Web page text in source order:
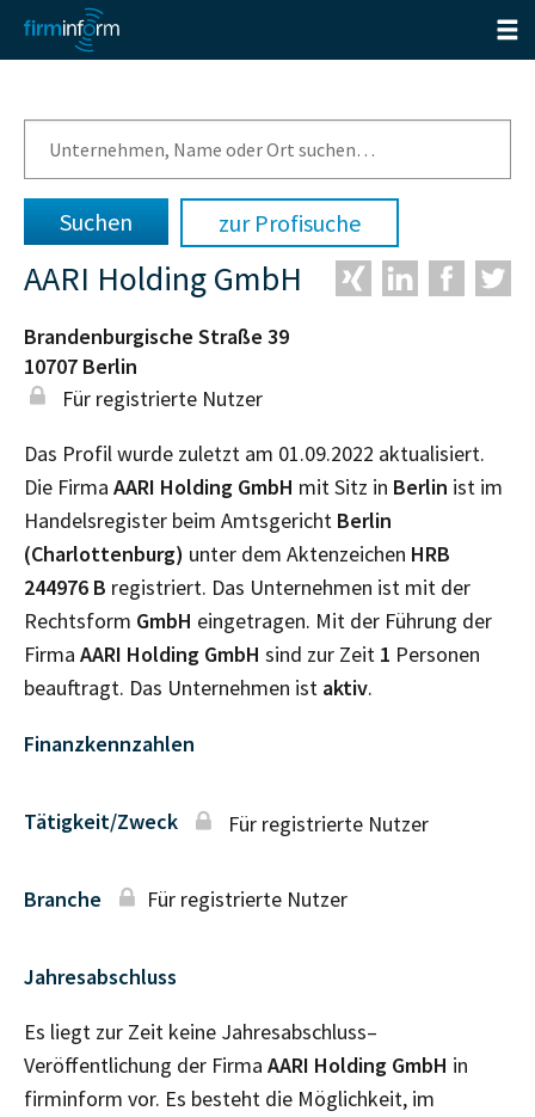
zur Profisuche
AARI Holding GmbH
Brandenburgische Straße 39
10707 Berlin
Für registrierte Nutzer
Das Profil wurde zuletzt am 01.09.2022 aktualisiert.
Die Firma AARI Holding GmbH mit Sitz in Berlin ist im
Handelsregister beim Amtsgericht Berlin
(Charlottenburg) unter dem Aktenzeichen HRB
244976 B registriert. Das Unternehmen ist mit der
Rechtsform GmbH eingetragen. Mit der Führung der
Firma AARI Holding GmbH sind zur Zeit 1 Personen
beauftragt. Das Unternehmen ist aktiv.
Finanzkennzahlen
Tätigkeit/Zweck Für registrierte Nutzer
Branche Für registrierte Nutzer
Jahresabschluss
Es liegt zur Zeit keine Jahresabschluss–
Veröffentlichung der Firma AARI Holding GmbH in
firminform vor. Es besteht die Möglichkeit, im